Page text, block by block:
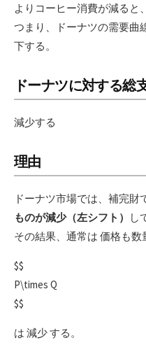
よりコーヒー消費が減ると
つまり、ドーナツの需要曲
下する。
ドーナツに対する総
減少する
理由
ドーナツ市場では、補完
ものが減少（左シフト）
し
その結果、通常は 価格も数
$$
P\times Q
$$
は 減少 する。